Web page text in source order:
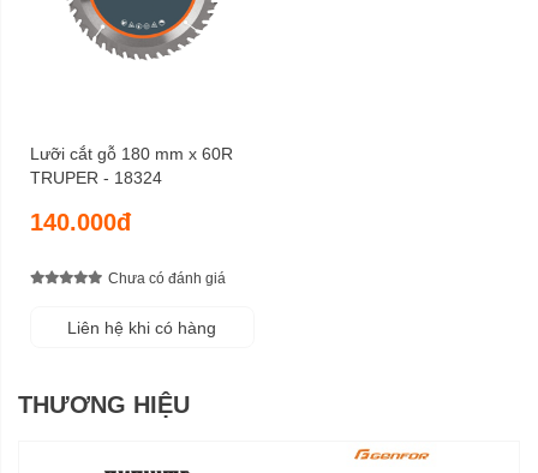
Lưỡi cắt gỗ 180 mm x 60R
TRUPER - 18324
140.000đ
Chưa có đánh giá
Liên hệ khi có hàng
THƯƠNG HIỆU